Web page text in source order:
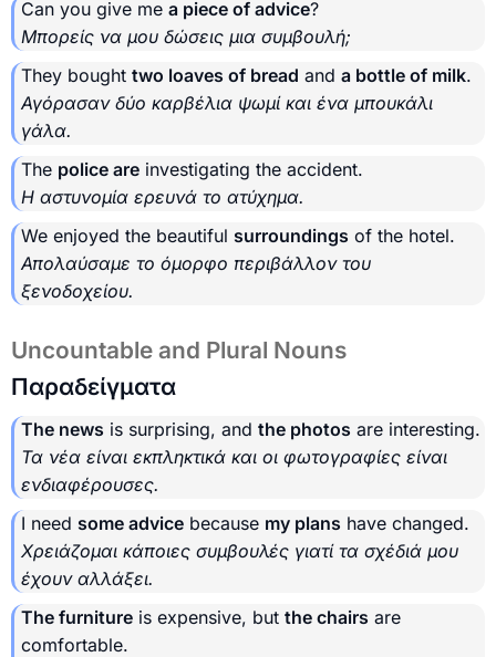
Can you give me a piece of advice?
Μπορείς να μου δώσεις μια συμβουλή;
They bought two loaves of bread and a bottle of milk.
Αγόρασαν δύο καρβέλια ψωμί και ένα μπουκάλι
γάλα.
The police are investigating the accident.
Η αστυνομία ερευνά το ατύχημα.
We enjoyed the beautiful surroundings of the hotel.
Απολαύσαμε το όμορφο περιβάλλον του
ξενοδοχείου.
Uncountable and Plural Nouns
Παραδείγματα
The news is surprising, and the photos are interesting.
Τα νέα είναι εκπληκτικά και οι φωτογραφίες είναι
ενδιαφέρουσες.
I need some advice because my plans have changed.
Χρειάζομαι κάποιες συμβουλές γιατί τα σχέδιά μου
έχουν αλλάξει.
The furniture is expensive, but the chairs are
comfortable.